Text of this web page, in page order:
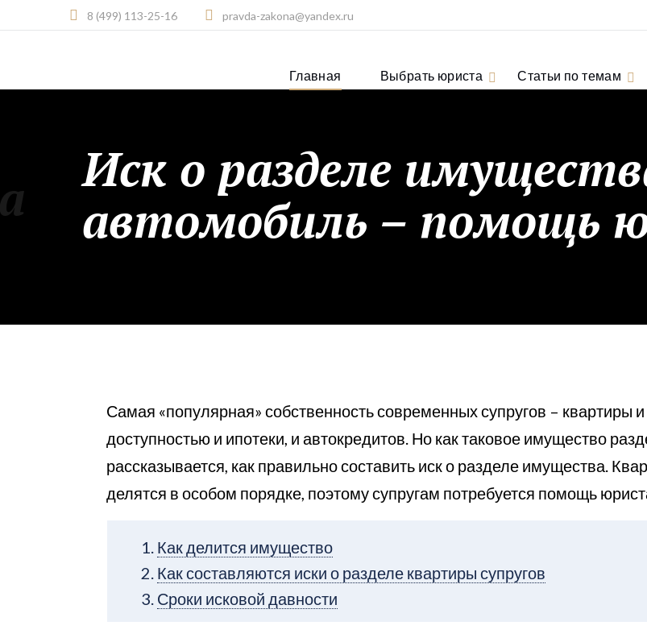
8 (499) 113-25-16 pravda-zakona@yandex.ru
Главная Выбрать юриста Статьи по темам
Иск о разделе
автомобиль – помощь
Самая «популярная» собственность современных супругов – квартиры
доступностью и ипотеки, и автокредитов. Но как таковое имущество
рассказывается, как правильно составить иск о разделе имущества.
делятся в особом порядке, поэтому супругам потребуется помощь
Как делится имущество
Как составляются иски о разделе квартиры супругов
Сроки исковой давности